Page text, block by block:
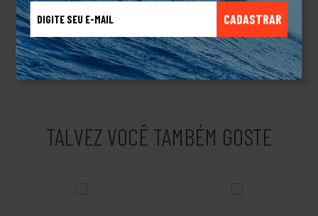
CADASTRAR
com a qualidade do produto e o incentivo ao skate, com a
organização, apoio e patrocínio de campeonatos, eventos e
skatistas. Essa atitude impulsionou a expansão da marca por
todo Brasil.Produto Original.
TALVEZ VOCÊ TAMBÉM GOSTE